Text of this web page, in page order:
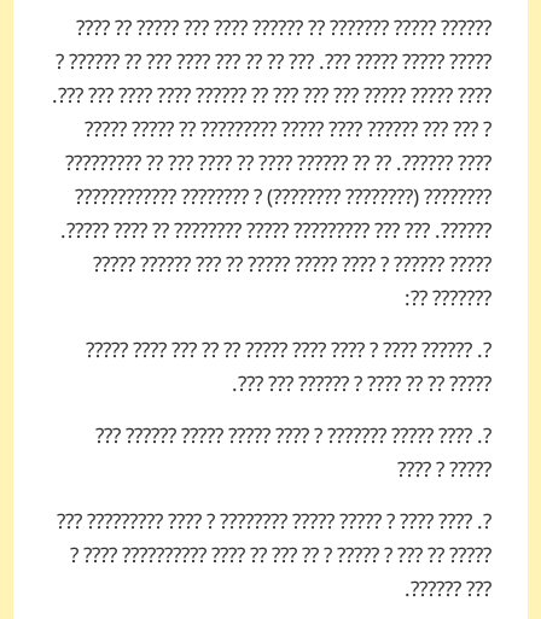
?????? ????? ??????? ?? ?????? ???? ??? ????? ?? ????
????? ????? ????? ???. ??? ?? ?? ??? ???? ??? ?? ?????? ?
???? ????? ????? ??? ??? ??? ?? ?????? ???? ???? ??? ???.
? ??? ??? ?????? ???? ????? ????????? ?? ????? ?????
???? ??????. ?? ?? ?????? ???? ?? ???? ??? ?? ?????????
???????? (???????? ????????) ? ???????? ????????????
??????. ??? ??? ????????? ????? ???????? ?? ???? ?????.
????? ?????? ? ???? ????? ????? ?? ??? ?????? ?????
??????? ??:
?. ?????? ???? ? ???? ???? ????? ?? ?? ??? ???? ?????
????? ?? ?? ???? ? ?????? ??? ???.
?. ???? ????? ??????? ? ???? ????? ????? ?????? ???
????? ? ????
?. ???? ???? ? ????? ????? ???????? ? ???? ????????? ???
????? ?? ??? ? ????? ? ?? ??? ?? ???? ?????????? ???? ?
??? ??????.